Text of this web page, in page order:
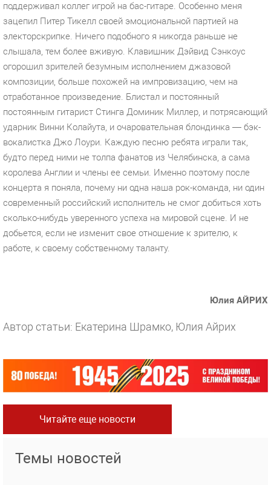
поддерживал коллег игрой на бас-гитаре. Особенно меня
зацепил Питер Тикелл своей эмоциональной партией на
электорскрипке. Ничего подобного я никогда раньше не
слышала, тем более вживую. Клавишник Дэйвид Сэнкоус
огорошил зрителей безумным исполнением джазовой
композиции, больше похожей на импровизацию, чем на
отработанное произведение. Блистал и постоянный
постоянным гитарист Стинга Доминик Миллер, и потрясающий
ударник Винни Колайута, и очаровательная блондинка — бэк-
вокалистка Джо Лоури. Каждую песню ребята играли так,
будто перед ними не толпа фанатов из Челябинска, а сама
королева Англии и члены ее семьи. Именно поэтому после
концерта я поняла, почему ни одна наша рок-команда, ни один
современный российский исполнитель не смог добиться хоть
сколько-нибудь уверенного успеха на мировой сцене. И не
добьется, если не изменит свое отношение к зрителю, к
работе, к своему собственному таланту.
Юлия АЙРИХ
Автор статьи: Екатерина Шрамко, Юлия Айрих
Читайте еще новости
Темы новостей